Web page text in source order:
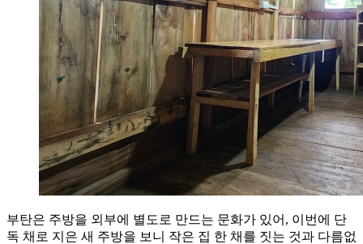
부탄은 주방을 외부에 별도로 만드는 문화가 있어, 이번에 단
독 채로 지은 새 주방을 보니 작은 집 한 채를 짓는 것과 다름없